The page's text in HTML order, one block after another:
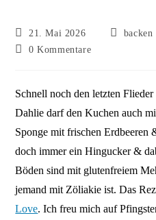
Beitrag
veröffentlicht:
21. Mai 2026
Beitrags-
backen
Beitrags-
0 Kommentare
Schnell noch den letzten
Dahlie darf den Kuchen auch
Sponge mit frischen Erdbeeren
doch immer ein Hingucker &
Böden sind mit glutenfreiem
jemand mit Zöliakie ist. Das
Love. Ich freu mich auf